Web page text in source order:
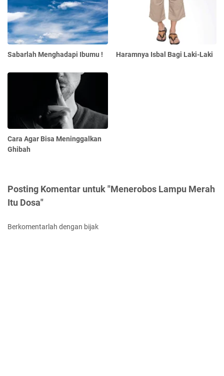
Sabarlah Menghadapi Ibumu ! Haramnya Isbal Bagi Laki-Laki
Cara Agar Bisa Meninggalkan
Ghibah
Posting Komentar untuk "Menerobos Lampu Merah
Itu Dosa"
Berkomentarlah dengan bijak